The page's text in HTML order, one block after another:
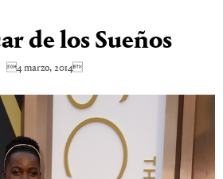
de los Sueños
4 marzo, 2014